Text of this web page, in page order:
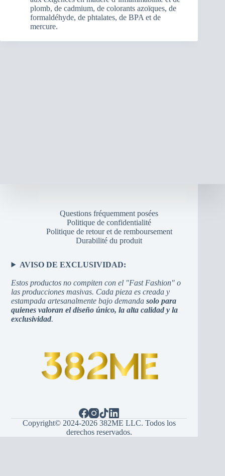
plomb, de cadmium, de colorants azoïques, de
formaldéhyde, de phtalates, de BPA et de
mercure.
Questions fréquemment posées
Politique de confidentialité
Politique de retour et de remboursement
Durabilité du produit
AVISO DE EXCLUSIVIDAD:
Estos productos no compiten con el "Fast Fashion" o
las producciones masivas. Cada pieza es creada y
estampada artesanalmente bajo demandasolo para
quienes valoran el diseño único, la alta calidad y la
exclusividad.
Copyright© 2024-2026 382ME LLC. Todos los
derechos reservados.